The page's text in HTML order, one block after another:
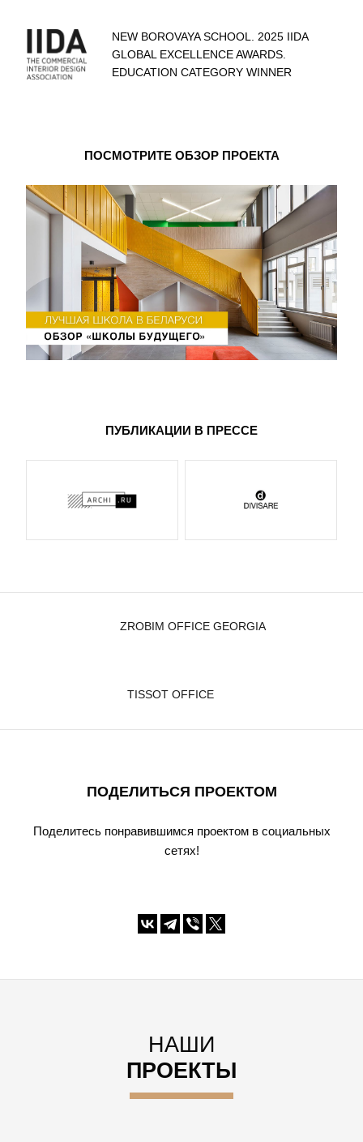
NEW BOROVAYA SCHOOL. 2025 IIDA
GLOBAL EXCELLENCE AWARDS.
EDUCATION CATEGORY WINNER
ПОСМОТРИТЕ ОБЗОР ПРОЕКТА
ПУБЛИКАЦИИ В ПРЕССЕ
ZROBIM OFFICE GEORGIA
TISSOT OFFICE
ПОДЕЛИТЬСЯ ПРОЕКТОМ
Поделитесь понравившимся проектом в социальных
сетях!
НАШИ
ПРОЕКТЫ